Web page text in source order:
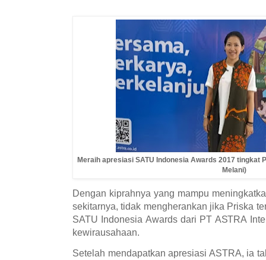
Meraih apresiasi SATU Indonesia Awards 2017 tingkat
Melani)
Dengan kiprahnya yang mampu
sekitarnya, tidak mengherankan jika Priska
SATU Indonesia Awards dari PT ASTRA
kewirausahaan.
Setelah mendapatkan apresiasi ASTRA, ia